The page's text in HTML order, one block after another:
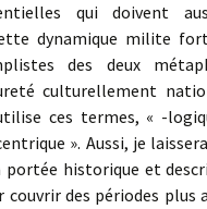
qui doivent
dynamique milite
des deux
culturellement
ces termes, « -
». Aussi, je
portée historique et
des périodes plus